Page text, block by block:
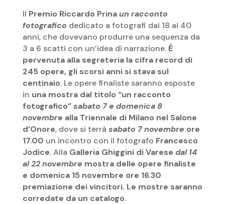
Il Premio Riccardo Prinaun racconto
fotografico dedicato a fotografi dai 18 ai 40
anni, che dovevano produrre una sequenza da
3 a 6 scatti con un’idea di narrazione. È
pervenuta alla segreteria la cifra record di
245 opere, gli scorsi anni si stava sul
centinaio. Le opere finaliste saranno esposte
in una mostra dal titolo “un racconto
fotografico”sabato 7 e domenica 8
novembre alla Triennale di Milano nel Salone
d’Onore, dove si terrà sabato 7 novembre ore
17.00 un incontro con il fotografo Francesco
Jodice. Alla Galleria Ghiggini di Varese dal 14
al 22 novembre mostra delle opere finaliste
e domenica 15 novembre ore 16.30
premiazione dei vincitori. Le mostre saranno
corredate da un catalogo.